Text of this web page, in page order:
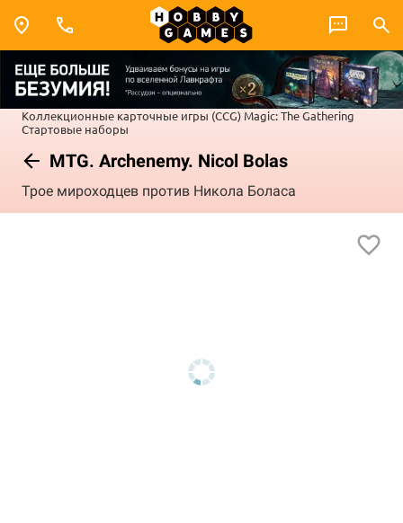
Коллекционные карточные игры (CCG) Magic: The Gathering
Стартовые наборы
MTG. Archenemy. Nicol Bolas
Трое мироходцев против Никола Боласа